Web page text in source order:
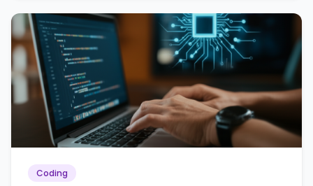
Coding